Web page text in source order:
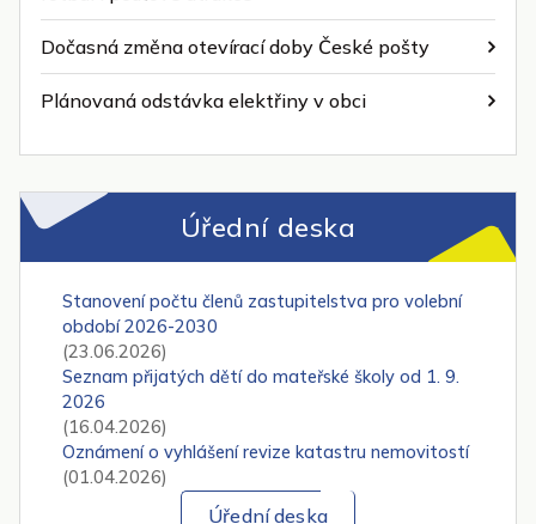
Dočasná změna otevírací doby České pošty
Plánovaná odstávka elektřiny v obci
Úřední deska
Stanovení počtu členů zastupitelstva pro volební
období 2026-2030
(23.06.2026)
Seznam přijatých dětí do mateřské školy od 1. 9.
2026
(16.04.2026)
Oznámení o vyhlášení revize katastru nemovitostí
(01.04.2026)
Úřední deska